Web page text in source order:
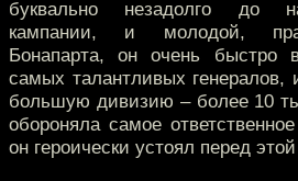
буквально незадолго до
кампании, и молодой,
Бонапарта, он очень быстро
самых талантливых
большую дивизию – более 10
обороняла самое
он героически устоял перед